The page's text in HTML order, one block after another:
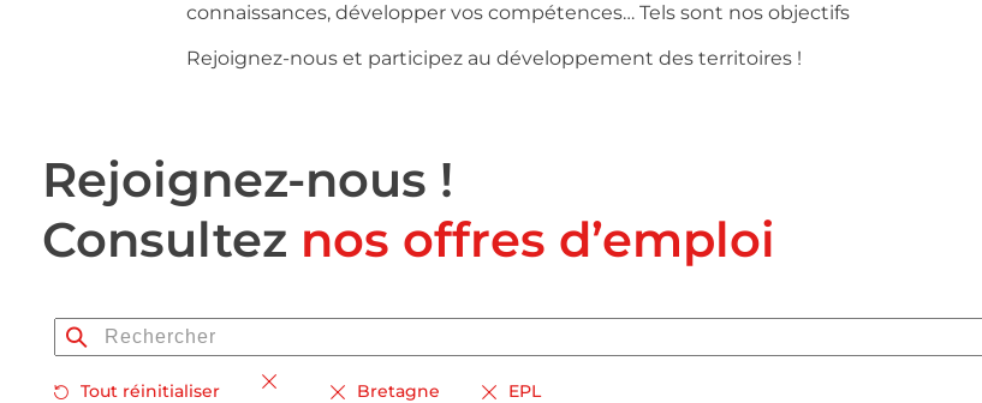
connaissances, développer vos compétences… Tels sont nos objectifs
Rejoignez-nous et participez au développement des territoires !
Rejoignez-nous !
Consultez nos offres d’emploi
Tout réinitialiser Bretagne EPL